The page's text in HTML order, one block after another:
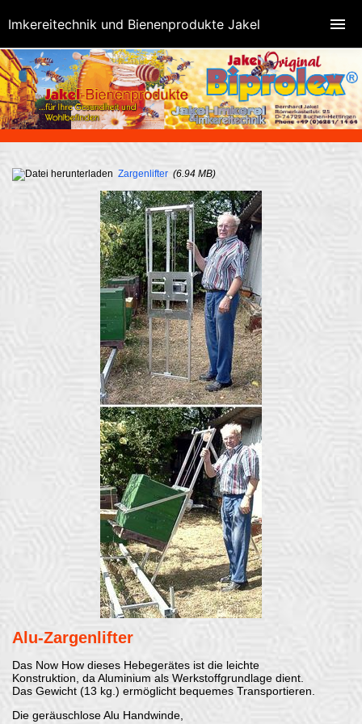
Zargenlifter (6.94 MB)
Alu-Zargenlifter
Das Now How dieses Hebegerätes ist die leichte
Konstruktion, da Aluminium als Werkstoffgrundlage dient.
Das Gewicht (13 kg.) ermöglicht bequemes Transportieren.
Die geräuschlose Alu Handwinde,
Imkereitechnik und Bienenprodukte Jakel